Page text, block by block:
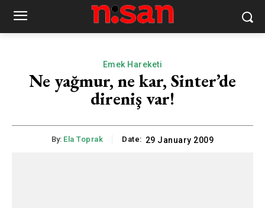
Emek Hareketi
Ne yağmur, ne kar, Sinter’de
direniş var!
By: Ela Toprak Date: 29 January 2009